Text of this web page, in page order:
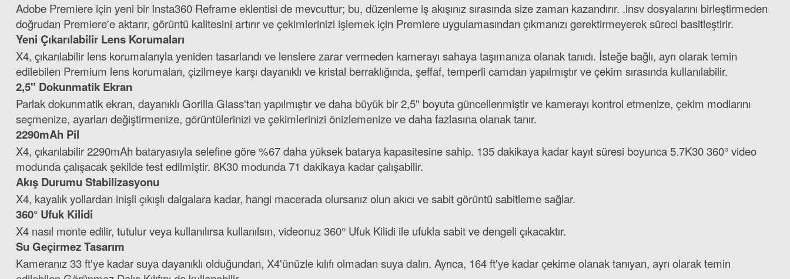
Adobe Premiere için yeni bir Insta360 Reframe eklentisi de mevcuttur; bu, düzenleme iş akışınız sırasında size zaman kazandırır. .insv dosyalarını birleştirmeden
doğrudan Premiere'e aktarır, görüntü kalitesini artırır ve çekimlerinizi işlemek için Premiere uygulamasından çıkmanızı gerektirmeyerek süreci basitleştirir.
Yeni Çıkarılabilir Lens Korumaları
X4, çıkarılabilir lens korumalarıyla yeniden tasarlandı ve lenslere zarar vermeden kamerayı sahaya taşımanıza olanak tanıdı. İsteğe bağlı, ayrı olarak temin
edilebilen Premium lens korumaları, çizilmeye karşı dayanıklı ve kristal berraklığında, şeffaf, temperli camdan yapılmıştır ve çekim sırasında kullanılabilir.
2,5" Dokunmatik Ekran
Parlak dokunmatik ekran, dayanıklı Gorilla Glass'tan yapılmıştır ve daha büyük bir 2,5" boyuta güncellenmiştir ve kamerayı kontrol etmenize, çekim modlarını
seçmenize, ayarları değiştirmenize, görüntülerinizi ve çekimlerinizi önizlemenize ve daha fazlasına olanak tanır.
2290mAh Pil
X4, çıkarılabilir 2290mAh bataryasıyla selefine göre %67 daha yüksek batarya kapasitesine sahip. 135 dakikaya kadar kayıt süresi boyunca 5.7K30 360° video
modunda çalışacak şekilde test edilmiştir. 8K30 modunda 71 dakikaya kadar çalışabilir.
Akış Durumu Stabilizasyonu
X4, kayalık yollardan inişli çıkışlı dalgalara kadar, hangi macerada olursanız olun akıcı ve sabit görüntü sabitleme sağlar.
360° Ufuk Kilidi
X4 nasıl monte edilir, tutulur veya kullanılırsa kullanılsın, videonuz 360° Ufuk Kilidi ile ufukla sabit ve dengeli çıkacaktır.
Su Geçirmez Tasarım
Kameranız 33 ft'ye kadar suya dayanıklı olduğundan, X4'ünüzle kılıfı olmadan suya dalın. Ayrıca, 164 ft'ye kadar çekime olanak tanıyan, ayrı olarak temin